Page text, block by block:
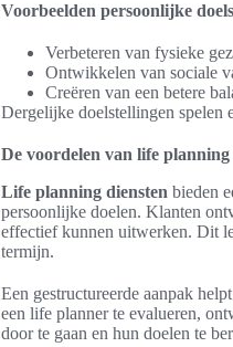
Voorbeelden persoonlijke
Verbeteren van fysieke
Ontwikkelen van sociale
Creëren van een betere
Dergelijke doelstellingen spelen
De voordelen van life planning
Life planning diensten bieden
persoonlijke doelen. Klanten
effectief kunnen uitwerken. Dit
termijn.
Een gestructureerde aanpak
een life planner te evalueren,
door te gaan en hun doelen te